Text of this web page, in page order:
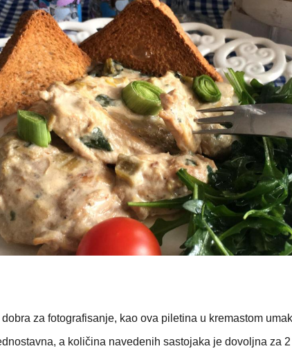
za fotografisanje, kao ova piletina u kremastom
a količina navedenih sastojaka je dovoljna za